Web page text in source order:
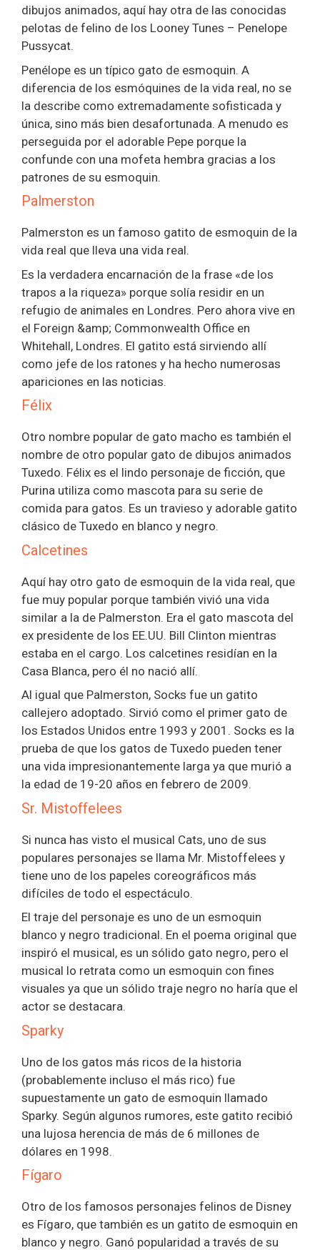
dibujos animados, aquí hay otra de las conocidas
pelotas de felino de los Looney Tunes – Penelope
Pussycat.
Penélope es un típico gato de esmoquin. A
diferencia de los esmóquines de la vida real, no se
la describe como extremadamente sofisticada y
única, sino más bien desafortunada. A menudo es
perseguida por el adorable Pepe porque la
confunde con una mofeta hembra gracias a los
patrones de su esmoquin.
Palmerston
Palmerston es un famoso gatito de esmoquin de la
vida real que lleva una vida real.
Es la verdadera encarnación de la frase «de los
trapos a la riqueza» porque solía residir en un
refugio de animales en Londres. Pero ahora vive en
el Foreign &amp; Commonwealth Office en
Whitehall, Londres. El gatito está sirviendo allí
como jefe de los ratones y ha hecho numerosas
apariciones en las noticias.
Félix
Otro nombre popular de gato macho es también el
nombre de otro popular gato de dibujos animados
Tuxedo. Félix es el lindo personaje de ficción, que
Purina utiliza como mascota para su serie de
comida para gatos. Es un travieso y adorable gatito
clásico de Tuxedo en blanco y negro.
Calcetines
Aquí hay otro gato de esmoquin de la vida real, que
fue muy popular porque también vivió una vida
similar a la de Palmerston. Era el gato mascota del
ex presidente de los EE.UU. Bill Clinton mientras
estaba en el cargo. Los calcetines residían en la
Casa Blanca, pero él no nació allí.
Al igual que Palmerston, Socks fue un gatito
callejero adoptado. Sirvió como el primer gato de
los Estados Unidos entre 1993 y 2001. Socks es la
prueba de que los gatos de Tuxedo pueden tener
una vida impresionantemente larga ya que murió a
la edad de 19-20 años en febrero de 2009.
Sr. Mistoffelees
Si nunca has visto el musical Cats, uno de sus
populares personajes se llama Mr. Mistoffelees y
tiene uno de los papeles coreográficos más
difíciles de todo el espectáculo.
El traje del personaje es uno de un esmoquin
blanco y negro tradicional. En el poema original que
inspiró el musical, es un sólido gato negro, pero el
musical lo retrata como un esmoquin con fines
visuales ya que un sólido traje negro no haría que el
actor se destacara.
Sparky
Uno de los gatos más ricos de la historia
(probablemente incluso el más rico) fue
supuestamente un gato de esmoquin llamado
Sparky. Según algunos rumores, este gatito recibió
una lujosa herencia de más de 6 millones de
dólares en 1998.
Fígaro
Otro de los famosos personajes felinos de Disney
es Fígaro, que también es un gatito de esmoquin en
blanco y negro. Ganó popularidad a través de su